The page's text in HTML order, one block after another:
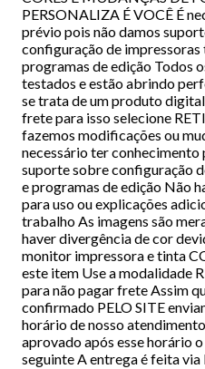
PERSONALIZA É VOCÊ É
prévio pois não damos
configuração de
programas de edição Todos
testados e estão abrindo
se trata de um produto
frete para isso selecione
fazemos modificações ou
necessário ter conhecimento
suporte sobre configuração
e programas de edição Não
para uso ou explicações
trabalho As imagens são
haver divergência de cor
monitor impressora e tinta
este item Use a modalidade
para não pagar frete Assim
confirmado PELO SITE
horário de nosso
aprovado após esse horário
seguinte A entrega é feita